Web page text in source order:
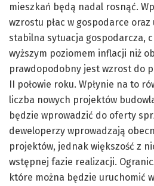
mieszkań będą nadal rosnąć.
wzrostu płac w gospodarce
stabilna sytuacja gospodarcza,
wyższym poziomem inflacji niż
prawdopodobny jest wzrost do
II połowie roku. Wpłynie na to
liczba nowych projektów
będzie wprowadzić do oferty
deweloperzy wprowadzają
projektów, jednak większość z
wstępnej fazie realizacji.
które można będzie uruchomić